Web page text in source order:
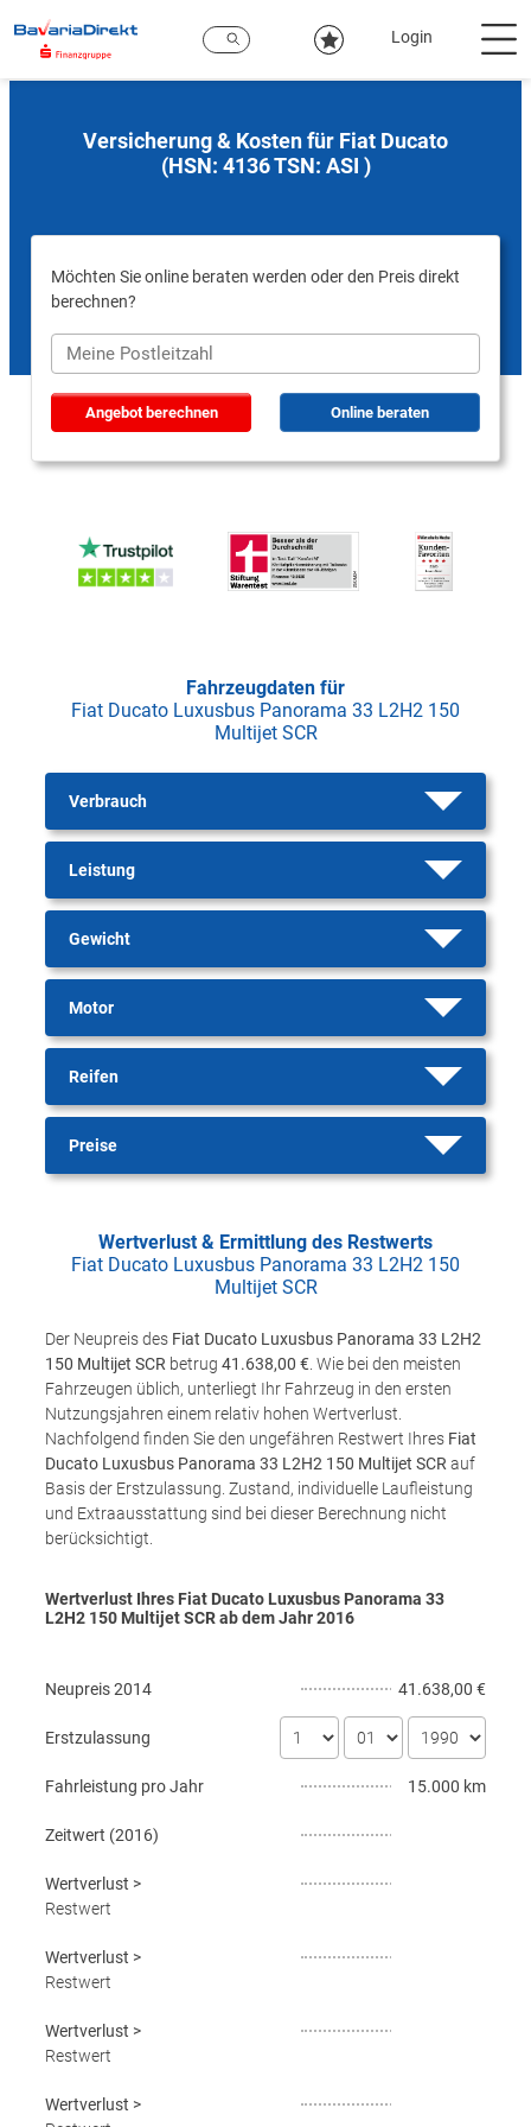
Hauptinhalt
Login
Versicherung & Kosten für Fiat Ducato
(HSN: 4136 TSN: ASI )
Möchten Sie online beraten werden oder den Preis direkt
berechnen?
Angebot berechnen Online beraten
Fahrzeugdaten für
Fiat Ducato Luxusbus Panorama 33 L2H2 150
Multijet SCR
Verbrauch
Leistung
Gewicht
Motor
Reifen
Preise
Wertverlust & Ermittlung des Restwerts
Fiat Ducato Luxusbus Panorama 33 L2H2 150
Multijet SCR
Der Neupreis des Fiat Ducato Luxusbus Panorama 33 L2H2
150 Multijet SCR betrug 41.638,00 € . Wie bei den meisten
Fahrzeugen üblich, unterliegt Ihr Fahrzeug in den ersten
Nutzungsjahren einem relativ hohen Wertverlust.
Nachfolgend finden Sie den ungefähren Restwert Ihres Fiat
Ducato Luxusbus Panorama 33 L2H2 150 Multijet SCR auf
Basis der Erstzulassung. Zustand, individuelle Laufleistung
und Extraausstattung sind bei dieser Berechnung nicht
berücksichtigt.
Wertverlust Ihres Fiat Ducato Luxusbus Panorama 33
L2H2 150 Multijet SCR ab dem Jahr2016
Neupreis2014 41.638,00 €
Erstzulassung
Fahrleistung pro Jahr 15.000 km
Zeitwert (2016)
Wertverlust >
Restwert
Wertverlust >
Restwert
Wertverlust >
Restwert
Wertverlust >